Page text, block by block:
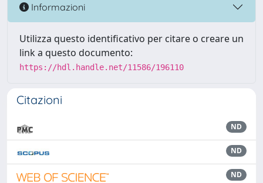
Informazioni
Utilizza questo identificativo per citare o creare un
link a questo documento:
https://hdl.handle.net/11586/196110
Citazioni
ND
ND
ND